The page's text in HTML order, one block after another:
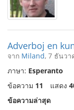
Adverboj en
จาก Miland, 7 ธันวา
ภาษา: Esperanto
ข้อความ 11 แสดง
ข้อความล่าสุด